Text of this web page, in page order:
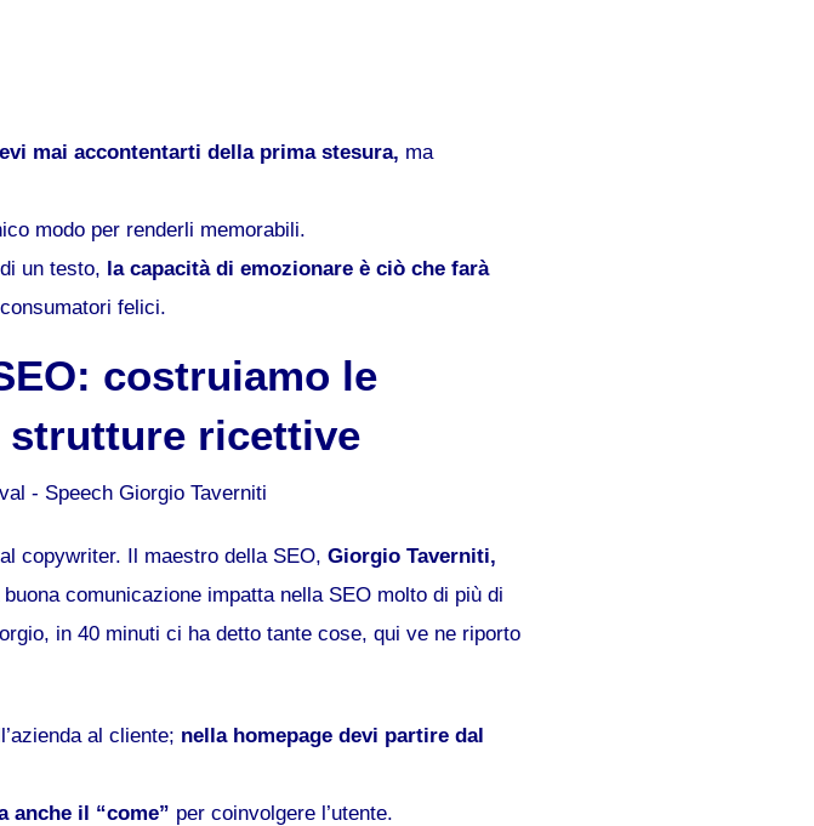
mai accontentarti della prima stesura, ma
modo per renderli memorabili.
un testo, la capacità di emozionare è ciò che farà
felici.
costruiamo le
strutture ricettive
copywriter. Il maestro della SEO, Giorgio Taverniti,
comunicazione impatta nella SEO molto di più di
in 40 minuti ci ha detto tante cose, qui ve ne riporto
al cliente; nella homepage devi partire dal
anche il “come” per coinvolgere l’utente.